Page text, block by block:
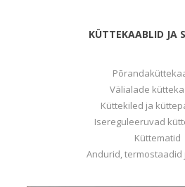
KÜTTEKAABLID JA
Välialade
Küttekiled ja
Isereguleeruvad
Küttematid
Andurid, termostaadid